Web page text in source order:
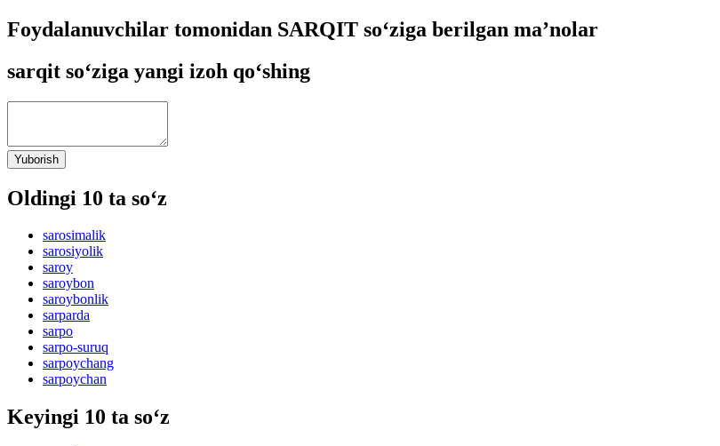
Foydalanuvchilar tomonidan SARQIT so‘ziga berilgan ma’nolar
sarqit so‘ziga yangi izoh qo‘shing
Yuborish
Oldingi 10 ta so‘z
sarosimalik
sarosiyolik
saroy
saroybon
saroybonlik
sarparda
sarpo
sarpo-suruq
sarpoychang
sarpoychan
Keyingi 10 ta so‘z